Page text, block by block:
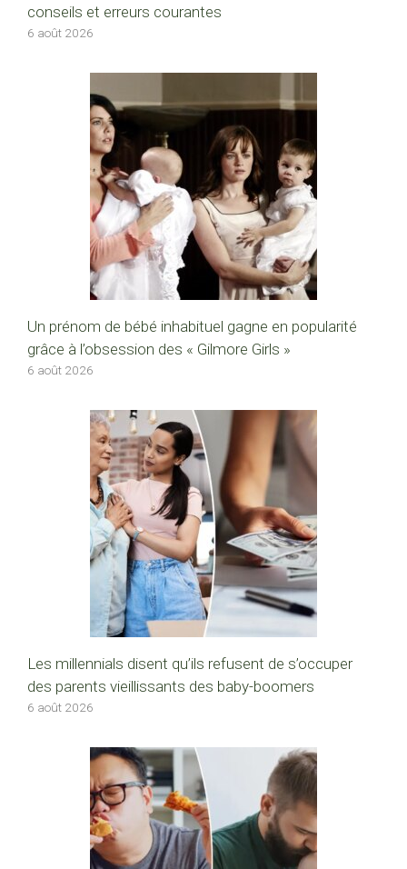
conseils et erreurs courantes
6 août 2026
Un prénom de bébé inhabituel gagne en popularité
grâce à l’obsession des « Gilmore Girls »
6 août 2026
Les millennials disent qu’ils refusent de s’occuper
des parents vieillissants des baby-boomers
6 août 2026